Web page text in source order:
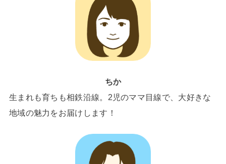
ちか
生まれも育ちも相鉄沿線。2児のママ目線で、大好きな
地域の魅力をお届けします！